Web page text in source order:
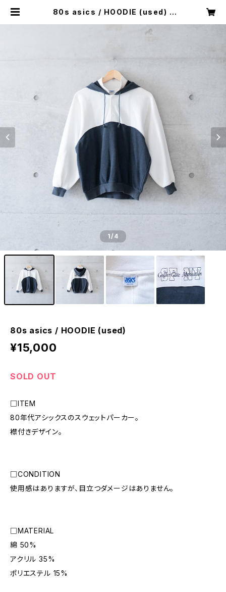
80s asics / HOODIE (used) |
1/4
80s asics / HOODIE (used)
¥15,000
SOLD OUT
□ITEM
80年代アシックスのスウェットパーカー。
襟付きデザイン。
□CONDITION
使用感はありますが、目立つダメージはありません。
□MATERIAL
綿 50%
アクリル 35%
ポリエステル 15%